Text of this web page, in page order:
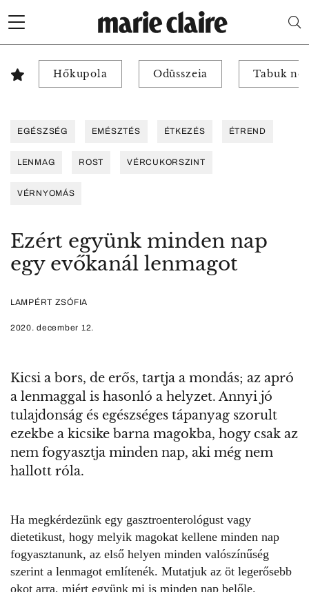
Hőkupola Odüsszeia Tabuk
EGÉSZSÉG EMÉSZTÉS ÉTKEZÉS ÉTREND
LENMAG ROST VÉRCUKORSZINT
VÉRNYOMÁS
Ezért együnk minden nap
egy evőkanál lenmagot
LAMPÉRT ZSÓFIA
2020. december 12.
Kicsi a bors, de erős, tartja a mondás; az apró
a lenmaggal is hasonló a helyzet. Annyi jó
tulajdonság és egészséges tápanyag szorult
ezekbe a kicsike barna magokba, hogy csak az
nem fogyasztja minden nap, aki még nem
hallott róla.
Ha megkérdezünk egy gasztroenterológust vagy
dietetikust, hogy melyik magokat kellene minden nap
fogyasztanunk, az első helyen minden valószínűség
szerint a lenmagot említenék. Mutatjuk az öt legerősebb
okot arra, miért együnk mi is minden nap belőle.